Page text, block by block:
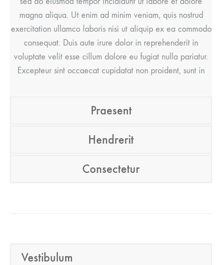
magna aliqua. Ut enim ad minim veniam, quis nostrud
exercitation ullamco laboris nisi ut aliquip ex ea commodo
consequat. Duis aute irure dolor in reprehenderit in
voluptate velit esse cillum dolore eu fugiat nulla pariatur.
Excepteur sint occaecat cupidatat non proident, sunt in
Praesent
Hendrerit
Consectetur
Vestibulum